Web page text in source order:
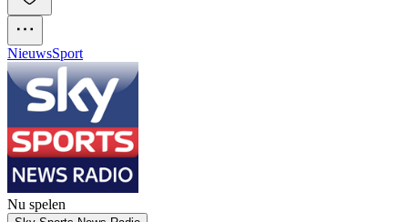
NieuwsSport
Nu spelen